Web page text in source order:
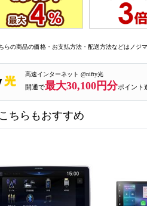
らの商品の価格・お支払方法・配送方法などはノジ
高速インターネット @nifty光
開通で最大30,100円分ポイント
ちらもおすすめ